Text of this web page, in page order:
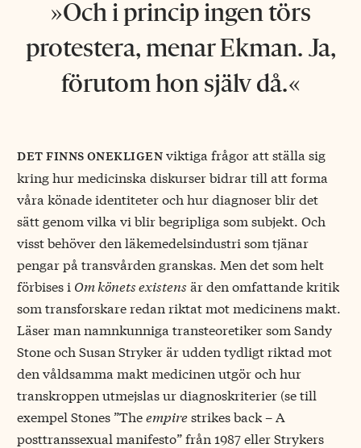
Och i princip ingen törs
protestera, menar Ekman. Ja,
förutom hon själv då.
det finns onekligenviktiga frågor att ställa sig
kring hur medicinska diskurser bidrar till att forma
våra könade identiteter och hur diagnoser blir det
sätt genom vilka vi blir begripliga som subjekt. Och
visst behöver den läkemedelsindustri som tjänar
pengar på transvården granskas. Men det som helt
förbises i Om könets existens är den omfattande kritik
som transforskare redan riktat mot medicinens makt.
Läser man namnkunniga transteoretiker som Sandy
Stone och Susan Stryker är udden tydligt riktad mot
den våldsamma makt medicinen utgör och hur
transkroppen utmejslas ur diagnoskriterier (se till
exempel Stones”Theempirestrikes back – A
posttranssexual manifesto”från 1987 eller Strykers